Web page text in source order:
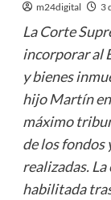
m24digital 3
La Corte
incorporar al
y bienes
hijo Martín en
máximo
de los fondos
realizadas.
habilitada